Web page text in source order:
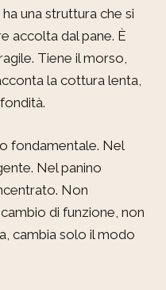
una struttura che si
accolta dal pane. È
Tiene il morso,
la cottura lenta,
fondamentale. Nel
Nel panino
Non
di funzione, non
cambia solo il modo